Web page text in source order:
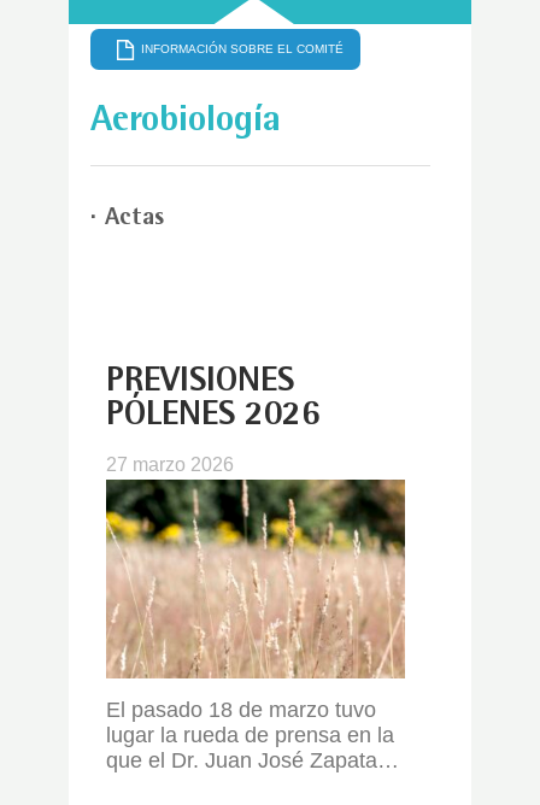
INFORMACIÓN SOBRE EL COMITÉ
Aerobiología
Actas
PREVISIONES
PÓLENES 2026
27 marzo 2026
El pasado 18 de marzo tuvo
lugar la rueda de prensa en la
que el Dr. Juan José Zapata…